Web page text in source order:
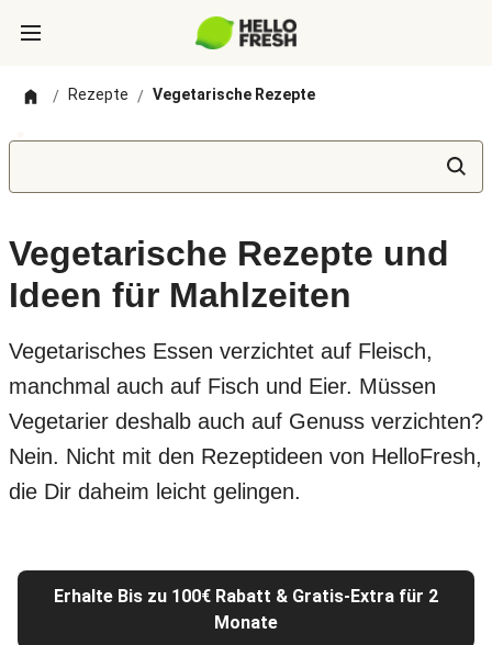
/ Rezepte / Vegetarische Rezepte
Vegetarische Rezepte und
Ideen für Mahlzeiten
Vegetarisches Essen verzichtet auf Fleisch,
manchmal auch auf Fisch und Eier. Müssen
Vegetarier deshalb auch auf Genuss verzichten?
Nein. Nicht mit den Rezeptideen von HelloFresh,
die Dir daheim leicht gelingen.
Erhalte Bis zu 100€ Rabatt & Gratis-Extra für 2
Monate